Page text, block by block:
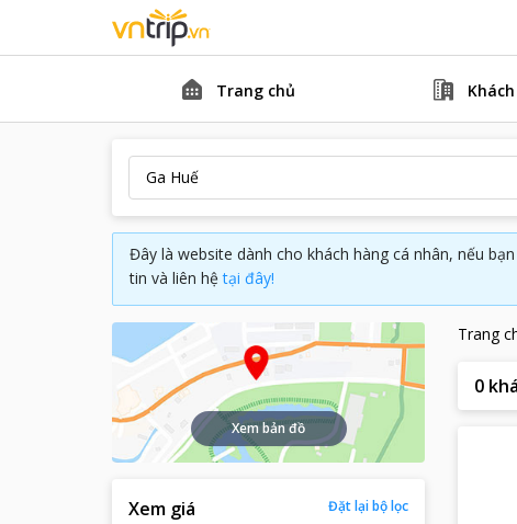
Trang chủ
Đây là website dành cho khách hàng cá nhân, nếu
tin và liên hệ tại đây!
Xem bản đồ
Xem giá Đặt lại bộ lọc
Trang
0